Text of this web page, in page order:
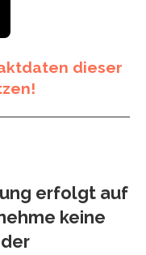
dieser
erfolgt auf
keine